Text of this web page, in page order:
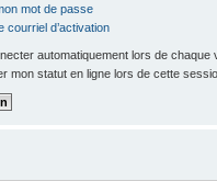
mot de passe
courriel d’activation
automatiquement lors de chaque
mon statut en ligne lors de cette